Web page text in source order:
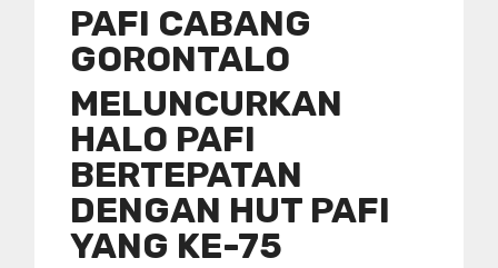
PAFI CABANG
GORONTALO
MELUNCURKAN
HALO PAFI
BERTEPATAN
DENGAN HUT PAFI
YANG KE-75